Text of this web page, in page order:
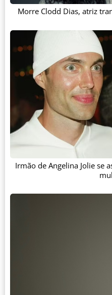
Morre Clodd Dias, atriz
Irmão de Angelina Jolie se